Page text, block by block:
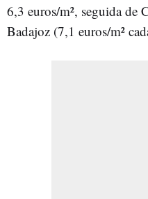
6,3 euros/m², seguida de
Badajoz (7,1 euros/m²